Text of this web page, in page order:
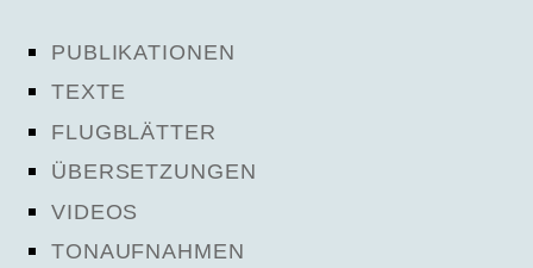
PUBLIKATIONEN
TEXTE
FLUGBLÄTTER
ÜBERSETZUNGEN
VIDEOS
TONAUFNAHMEN